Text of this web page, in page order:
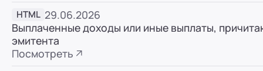
Россия Рязаньул. Есенина, 1Б
8 (800) 250-25-31 (вн. 153)mail@pr-liz.ru8
ООО "ПР-Лизинг"
РоссияПенза
HTML 29.06.2026
Выплаченные доходы или иные выплаты,
эмитента
Посмотреть